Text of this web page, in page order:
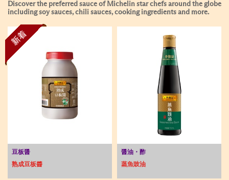
Discover the preferred sauce of Michelin star chefs around the globe
including soy sauces, chili sauces, cooking ingredients and more.
新着
豆板醤
熟成豆板醬
醤油・酢
蒸魚豉油